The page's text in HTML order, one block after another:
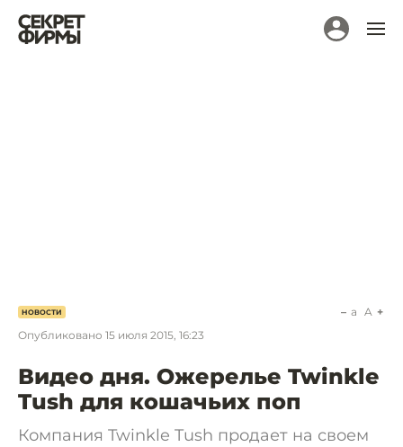
НОВОСТИ
Опубликовано 15 июля 2015, 16:23
a A
Видео дня. Ожерелье Twinkle
Tush для кошачьих поп
Компания Twinkle Tush продает на своем